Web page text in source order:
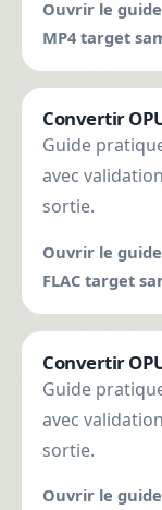
Ouvrir le guide
MP4 target
Convertir
Guide
avec
sortie.
Ouvrir le guide
FLAC target
Convertir
Guide
avec
sortie.
Ouvrir le guide